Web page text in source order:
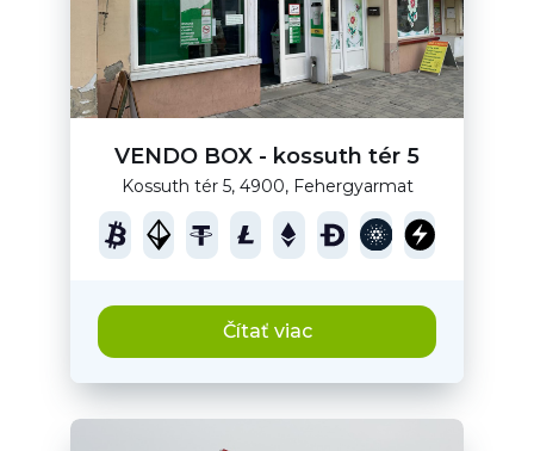
VENDO BOX - kossuth tér 5
Kossuth tér 5, 4900, Fehergyarmat
Čítať viac